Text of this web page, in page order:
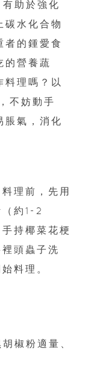
助於強化
碳水化合物
者的鍾愛食
的營養蔬
料理嗎？以
不妨動手
脹氣，消化
理前，先用
約1-2
持椰菜花梗
頭蟲子洗
料理。
椒粉適量、